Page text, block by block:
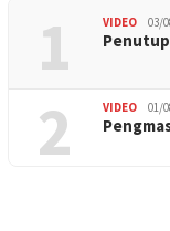
1 VIDEO 03/
2 VIDEO 01/